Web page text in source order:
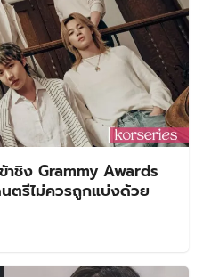
าชิง Grammy Awards
รีไม่ควรถูกแบ่งด้วย